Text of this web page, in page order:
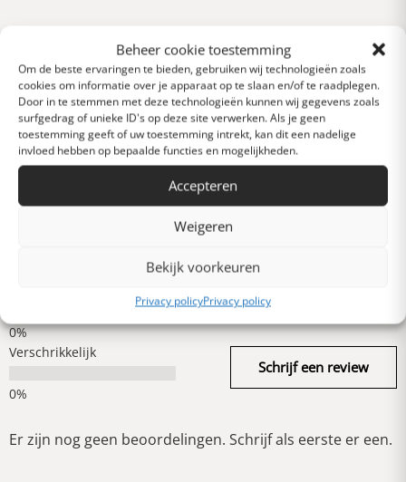
Beheer cookie toestemming
Om de beste ervaringen te bieden, gebruiken wij technologieën zoals
cookies om informatie over je apparaat op te slaan en/of te raadplegen.
Door in te stemmen met deze technologieën kunnen wij gegevens zoals
surfgedrag of unieke ID's op deze site verwerken. Als je geen
toestemming geeft of uw toestemming intrekt, kan dit een nadelige
invloed hebben op bepaalde functies en mogelijkheden.
Accepteren
Weigeren
Bekijk voorkeuren
Privacy policyPrivacy policy
0 van 5 sterren (op
basis van 0 reviews)
Uitstekend
Heel goed
Verschrikkelijk
Schrijf een review
Er zijn nog geen beoordelingen. Schrijf als eerste er een.